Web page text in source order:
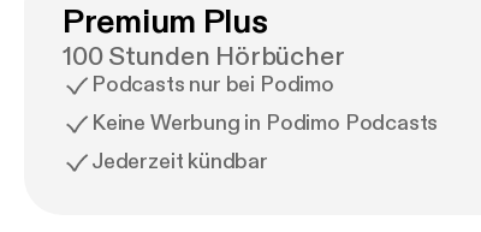
Premium Plus
100 Stunden Hörbücher
Podcasts nur bei Podimo
Keine Werbung in Podimo Podcasts
Jederzeit kündbar